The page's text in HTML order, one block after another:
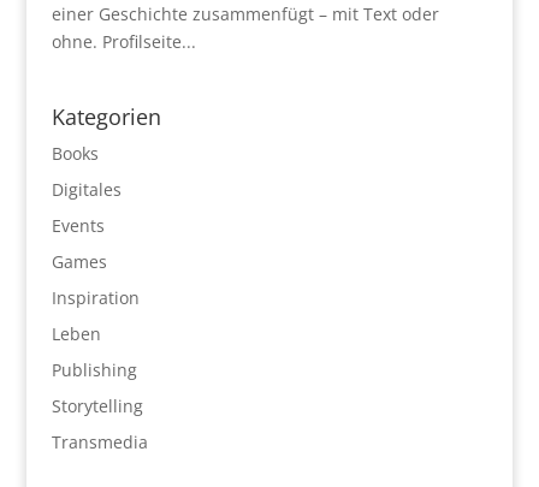
einer Geschichte zusammenfügt – mit Text oder
ohne. Profilseite...
Kategorien
Books
Digitales
Events
Games
Inspiration
Leben
Publishing
Storytelling
Transmedia